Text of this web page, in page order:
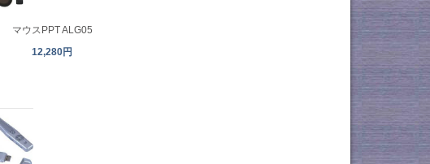
マウスPPT ALG05
12,280円